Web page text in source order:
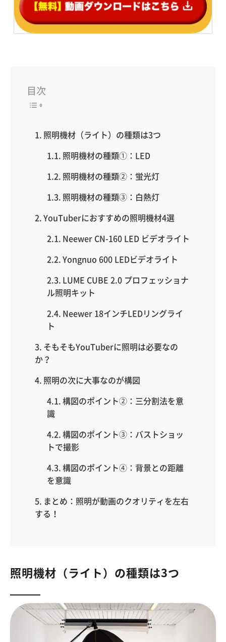
目次
照明機材（ライト）の種類は3つ
照明機材の種類①：LED
照明機材の種類②：蛍光灯
照明機材の種類③：白熱灯
YouTuberにおすすめの照明機材4選
Neewer CN-160 LED ビデオライト
Yongnuo 600 LEDビデオライト
LUME CUBE 2.0 プロフェッショナ
ル照明キット
Neewer 18インチLEDリングライ
ト
そもそもYouTuberに照明は必要なの
か？
照明の次に大事なのが構図
構図のポイント②：三分割法を意
識
構図のポイント③：バストショッ
トで撮影
構図のポイント④：背景との距離
を意識
まとめ：照明が動画のクオリティを左右
する！
照明機材（ライト）の種類は3つ